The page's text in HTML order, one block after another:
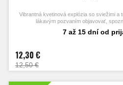
Vibrantná kvetinová explózia so sviežimi a
lákavým pozvaním objavovať,
7 až 15 dní od
12,30 €
12,50 €